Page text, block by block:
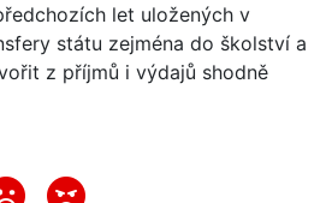
let uložených v
státu zejména do školství a
z příjmů i výdajů shodně